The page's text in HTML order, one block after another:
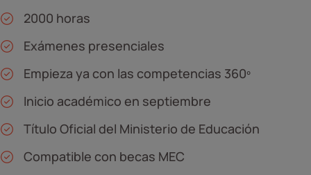
2000 horas
Exámenes presenciales
Empieza ya con las competencias 360º
Inicio académico en septiembre
Título Oficial del Ministerio de Educación
Compatible con becas MEC